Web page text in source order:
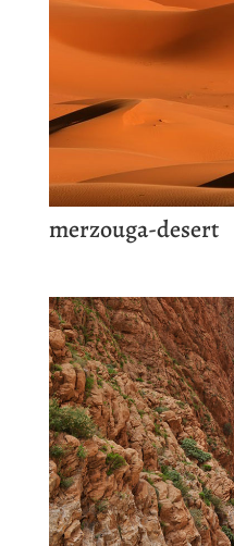
merzouga-desert